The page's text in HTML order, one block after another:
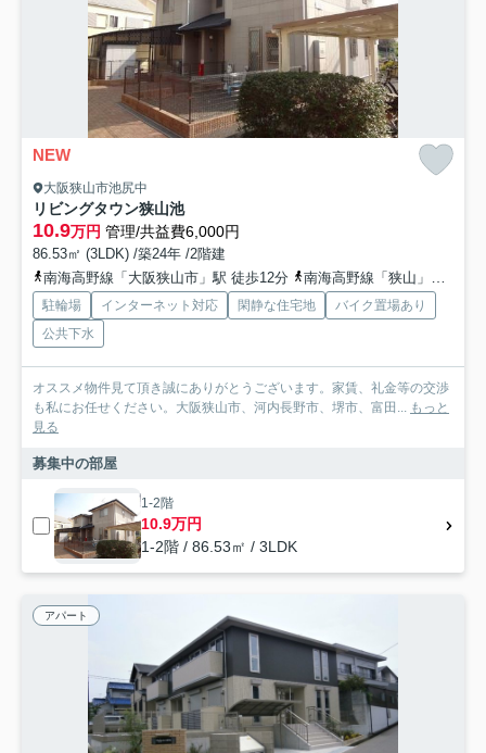
NEW
大阪狭山市池尻中
リビングタウン狭山池
10.9万円 管理/共益費6,000円
86.53㎡ (3LDK) /築24年 /2階建
南海高野線「大阪狭山市」駅 徒歩12分
南海高野線「狭山」駅 徒歩12分
駐輪場 インターネット対応 閑静な住宅地
バイク置場あり
公共下水
オススメ物件見て頂き誠にありがとうございます。家賃、礼金等の交渉
も私にお任せください。大阪狭山市、河内長野市、堺市、富田... もっと
見る
募集中の部屋
1-2階
10.9万円
1-2階 / 86.53㎡ / 3LDK
アパート